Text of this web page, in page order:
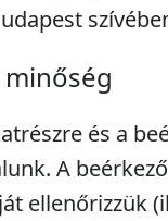
minőség
és a
A
ellenőrizzük